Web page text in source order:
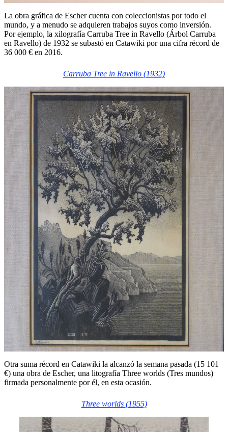
La obra gráfica de Escher cuenta con coleccionistas por todo el
mundo, y a menudo se adquieren trabajos suyos como inversión.
Por ejemplo, la xilografía Carruba Tree in Ravello (Árbol Carruba
en Ravello) de 1932 se subastó en Catawiki por una cifra récord de
36 000 € en 2016.
Carruba Tree in Ravello (1932)
Otra suma récord en Catawiki la alcanzó la semana pasada (15 101
€) una obra de Escher, una litografía Three worlds (Tres mundos)
firmada personalmente por él, en esta ocasión.
Three worlds (1955)